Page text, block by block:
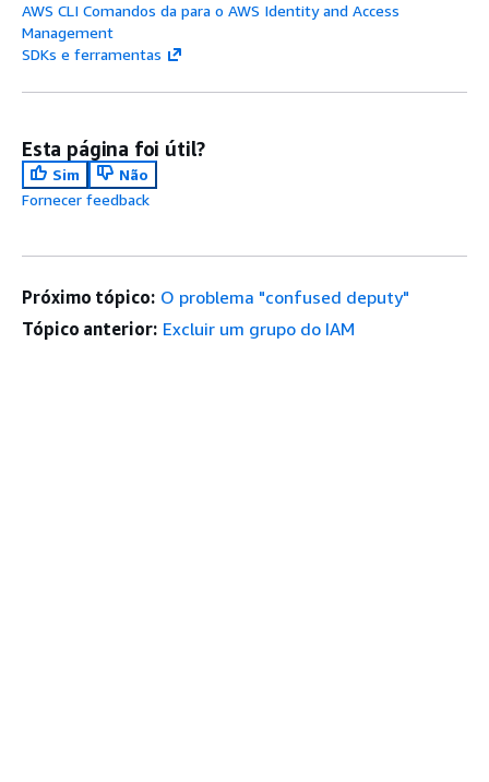
AWS CLI Comandos da para o AWS Identity and Access
Management
SDKs e ferramentas
Esta página foi útil?
Sim
Não
Fornecer feedback
Próximo tópico: O problema "confused deputy"
Tópico anterior: Excluir um grupo do IAM